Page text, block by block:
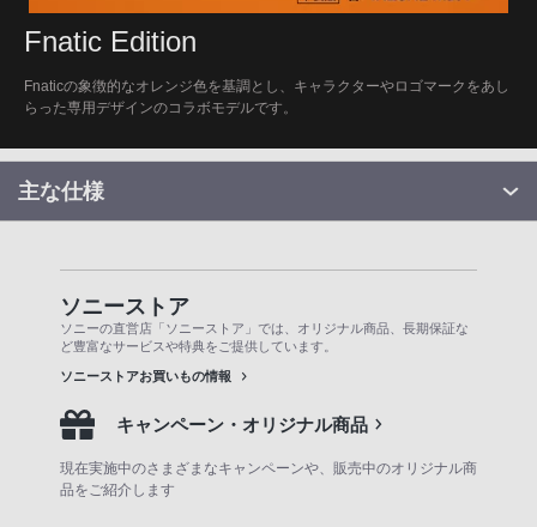
Fnatic Edition
Fnaticの象徴的なオレンジ色を基調とし、キャラクターやロゴマークをあし
らった専用デザインのコラボモデルです。
主な仕様
ソニーストア
ソニーの直営店「ソニーストア」では、オリジナル商品、長期保証な
ど豊富なサービスや特典をご提供しています。
ソニーストアお買いもの情報
キャンペーン・オリジナル商品
現在実施中のさまざまなキャンペーンや、販売中のオリジナル商
品をご紹介します